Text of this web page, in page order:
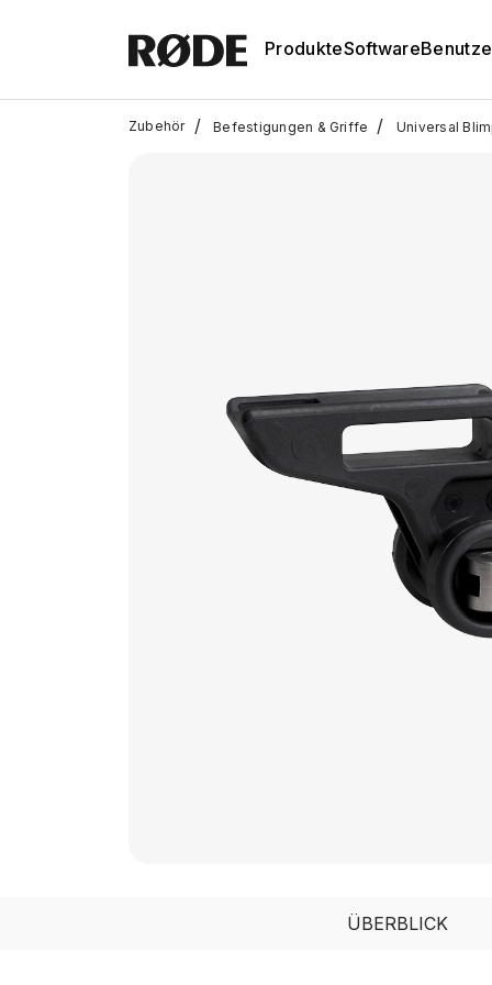
ProdukteSoftware
Zubehör / Befestigungen & Griffe / Universal
ÜBERBLICK